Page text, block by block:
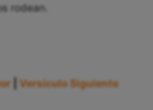
rodean.
Versículo Siguiente